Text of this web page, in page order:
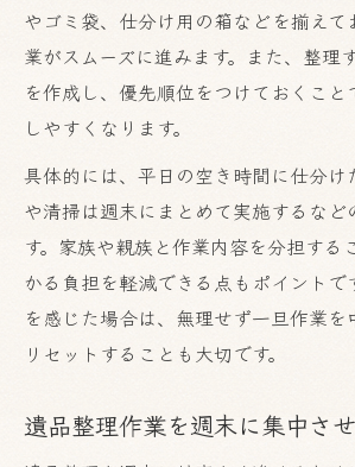
やゴミ袋、仕分け用の箱などを揃えて
業がスムーズに進みます。また、整理
を作成し、優先順位をつけておくこと
しやすくなります。
具体的には、平日の空き時間に仕分け
や清掃は週末にまとめて実施するなど
す。家族や親族と作業内容を分担する
かる負担を軽減できる点もポイントで
を感じた場合は、無理せず一旦作業を
リセットすることも大切です。
遺品整理作業を週末に集中さ